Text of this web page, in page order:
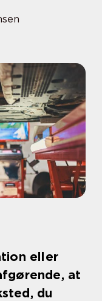
eller
at
du